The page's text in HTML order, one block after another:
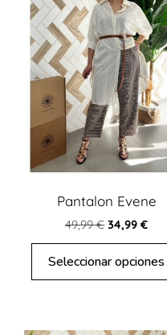
Pantalon Evene
49,99€ 34,99€
Seleccionar opciones